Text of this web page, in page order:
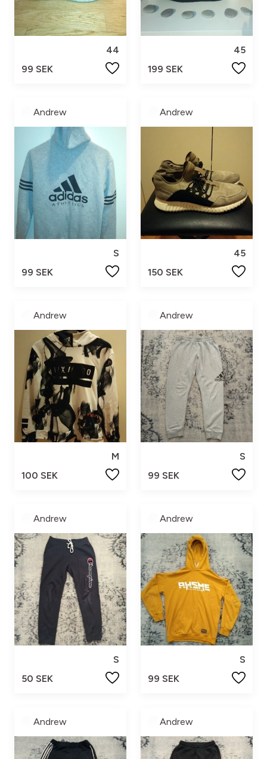
44
99 SEK
45
199 SEK
Andrew
S
99 SEK
Andrew
45
150 SEK
Andrew
M
100 SEK
Andrew
S
99 SEK
Andrew
S
50 SEK
Andrew
S
99 SEK
Andrew Andrew